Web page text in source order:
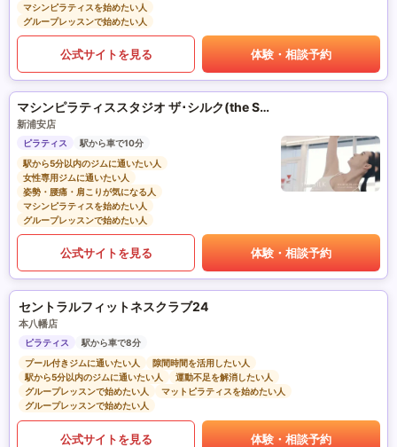
マシンピラティスを始めたい人
グループレッスンで始めたい人
公式サイトを見る 体験・相談予約
マシンピラティススタジオ ザ･シルク(the SILK)
新浦安店
ピラティス
駅から車で10分
駅から5分以内のジムに通いたい人
女性専用ジムに通いたい人
姿勢・腰痛・肩こりが気になる人
マシンピラティスを始めたい人
グループレッスンで始めたい人
公式サイトを見る 体験・相談予約
セントラルフィットネスクラブ24
本八幡店
ピラティス
駅から車で8分
プール付きジムに通いたい人
隙間時間を活用したい人
駅から5分以内のジムに通いたい人
運動不足を解消したい人
グループレッスンで始めたい人
マットピラティスを始めたい人
グループレッスンで始めたい人
公式サイトを見る 体験・相談予約